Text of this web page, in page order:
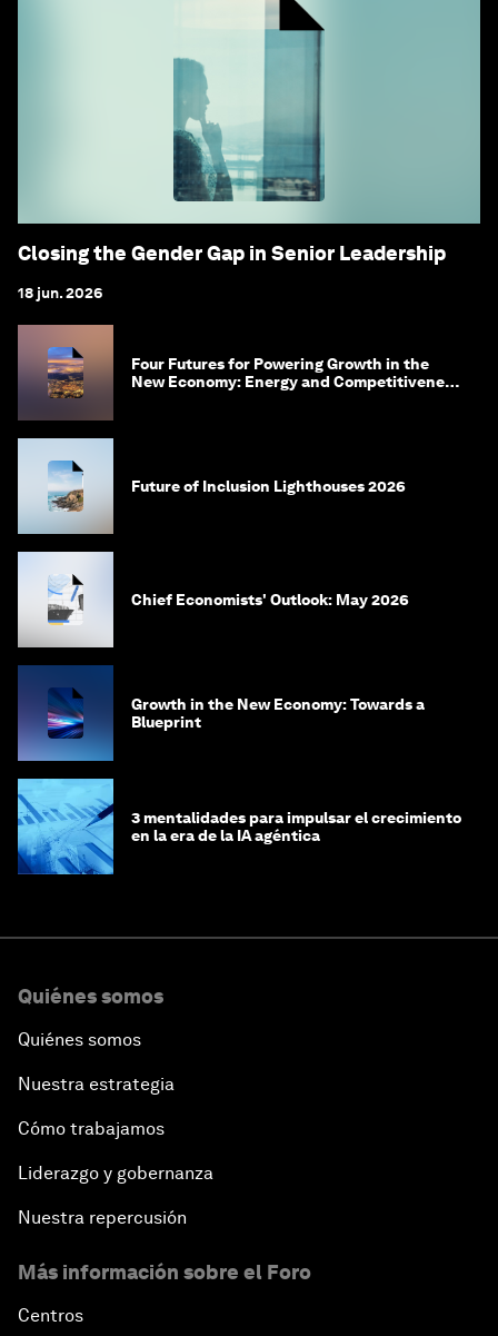
Closing the Gender Gap in Senior Leadership
18 jun. 2026
Four Futures for Powering Growth in the
New Economy: Energy and Competitiveness
Future of Inclusion Lighthouses 2026
Chief Economists' Outlook: May 2026
Growth in the New Economy: Towards a
Blueprint
3 mentalidades para impulsar el crecimiento
en la era de la IA agéntica
Quiénes somos
Quiénes somos
Nuestra estrategia
Cómo trabajamos
Liderazgo y gobernanza
Nuestra repercusión
Más información sobre el Foro
Centros